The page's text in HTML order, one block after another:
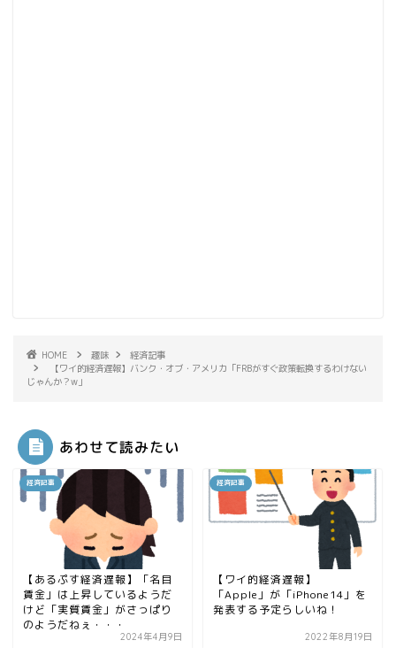
HOME 趣味
経済記事
【ワイ的経済遅報】バンク・オブ・アメリカ「FRBがすぐ政策転換するわけない
じゃんか？w」
あわせて読みたい
経済記事
【あるぷす経済遅報】「名目
賃金」は上昇しているようだ
けど「実質賃金」がさっぱり
のようだねぇ・・・
2024年4月9日
経済記事
【ワイ的経済遅報】
「Apple」が「iPhone14」を
発表する予定らしいね！
2022年8月19日